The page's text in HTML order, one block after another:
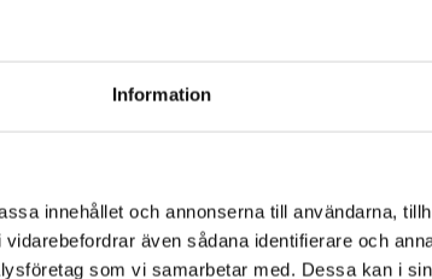
Information
innehållet och annonserna till användarna,
även sådana identifierare och
som vi samarbetar med. Dessa kan i